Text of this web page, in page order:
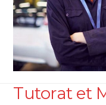
Tutorat et